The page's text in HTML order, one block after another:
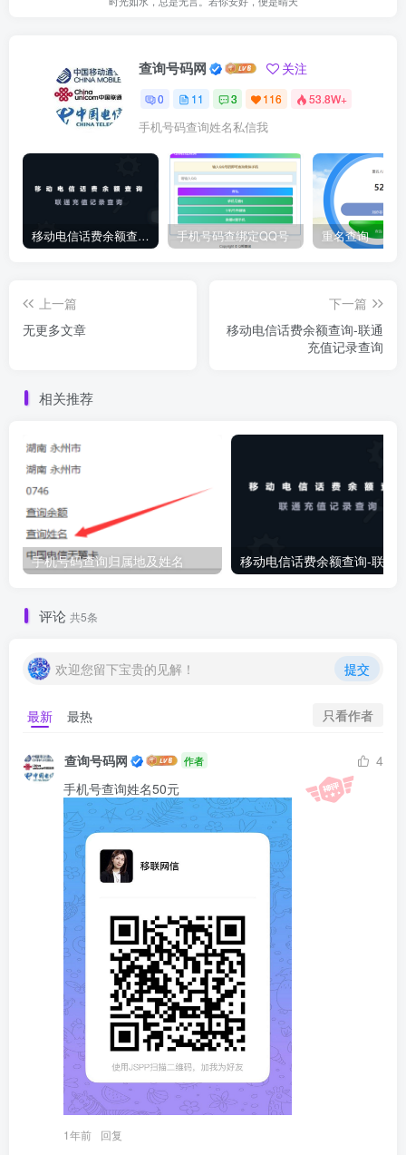
查询号码网 关注
0 11 3 116 53.8W+
手机号码查询姓名私信我
移动电信话费余额查询-联通充值记录查询 手机号码查绑定QQ号 重名查询
上一篇
无更多文章
下一篇
移动电信话费余额查询-联通
充值记录查询
相关推荐
手机号码查询归属地及姓名
评论 共5条
欢迎您留下宝贵的见解！ 提交
最新 最热 只看作者
查询号码网 作者
4
手机号查询姓名50元
1年前 回复